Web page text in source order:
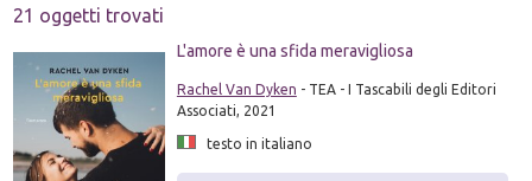
21 oggetti trovati
L'amore è una sfida meravigliosa
Rachel Van Dyken - TEA - I Tascabili degli Editori
Associati, 2021
testo in italiano